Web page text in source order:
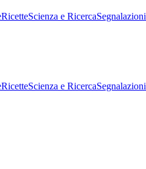
RicetteScienza e RicercaSegnalazioni
RicetteScienza e RicercaSegnalazioni